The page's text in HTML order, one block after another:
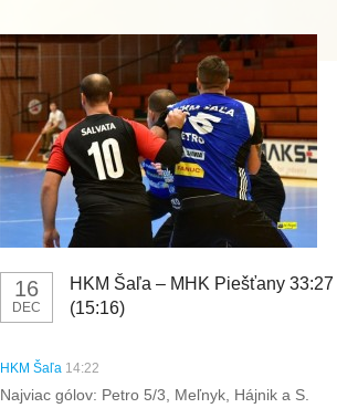
16
DEC
HKM Šaľa – MHK Piešťany 33:27
(15:16)
HKM Šaľa 14:22
Najviac gólov: Petro 5/3, Meľnyk, Hájnik a S.